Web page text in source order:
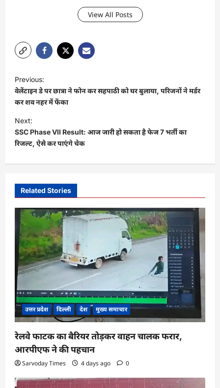
View All Posts
o
s
t
n
a
v
g
a
o
n
Previous:
वेलेंटाइन डे पर छात्रा ने फोन कर सहपाठी को घर बुलाया, परिजनों ने मर्डर
कर शव नहर में फेंका
Next:
SSC Phase VII Result: आज जारी हो सकता है फेज 7 भर्ती का
रिजल्ट, ऐसे कर पाएंगे चेक
Related Stories
उत्तर प्रदेश दिल्ली देश मुख्य समाचार
रेलवे फाटक का बैरियर तोड़कर वाहन चालक फरार,
आरपीएफ ने की पहचान
Sarvoday Times 4 days ago 0